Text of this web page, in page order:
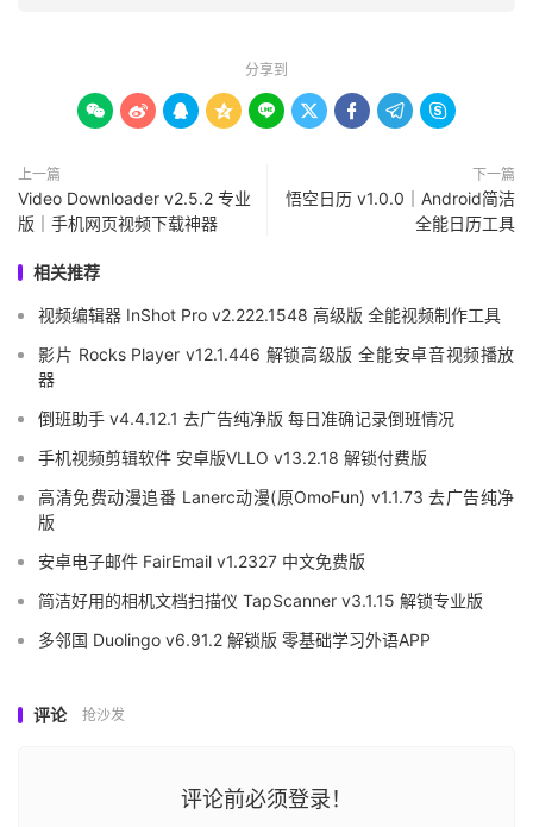
分享到
        
上一篇
Video Downloader v2.5.2 专业
版｜手机网页视频下载神器
下一篇
悟空日历 v1.0.0｜Android简洁
全能日历工具
相关推荐
视频编辑器 InShot Pro v2.222.1548 高级版 全能视频制作工具
影片 Rocks Player v12.1.446 解锁高级版 全能安卓音视频播放
器
倒班助手 v4.4.12.1 去广告纯净版 每日准确记录倒班情况
手机视频剪辑软件 安卓版VLLO v13.2.18 解锁付费版
高清免费动漫追番 Lanerc动漫(原OmoFun) v1.1.73 去广告纯净
版
安卓电子邮件 FairEmail v1.2327 中文免费版
简洁好用的相机文档扫描仪 TapScanner v3.1.15 解锁专业版
多邻国 Duolingo v6.91.2 解锁版 零基础学习外语APP
评论 抢沙发
评论前必须登录！